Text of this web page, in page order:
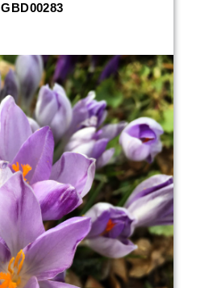
GBD00283